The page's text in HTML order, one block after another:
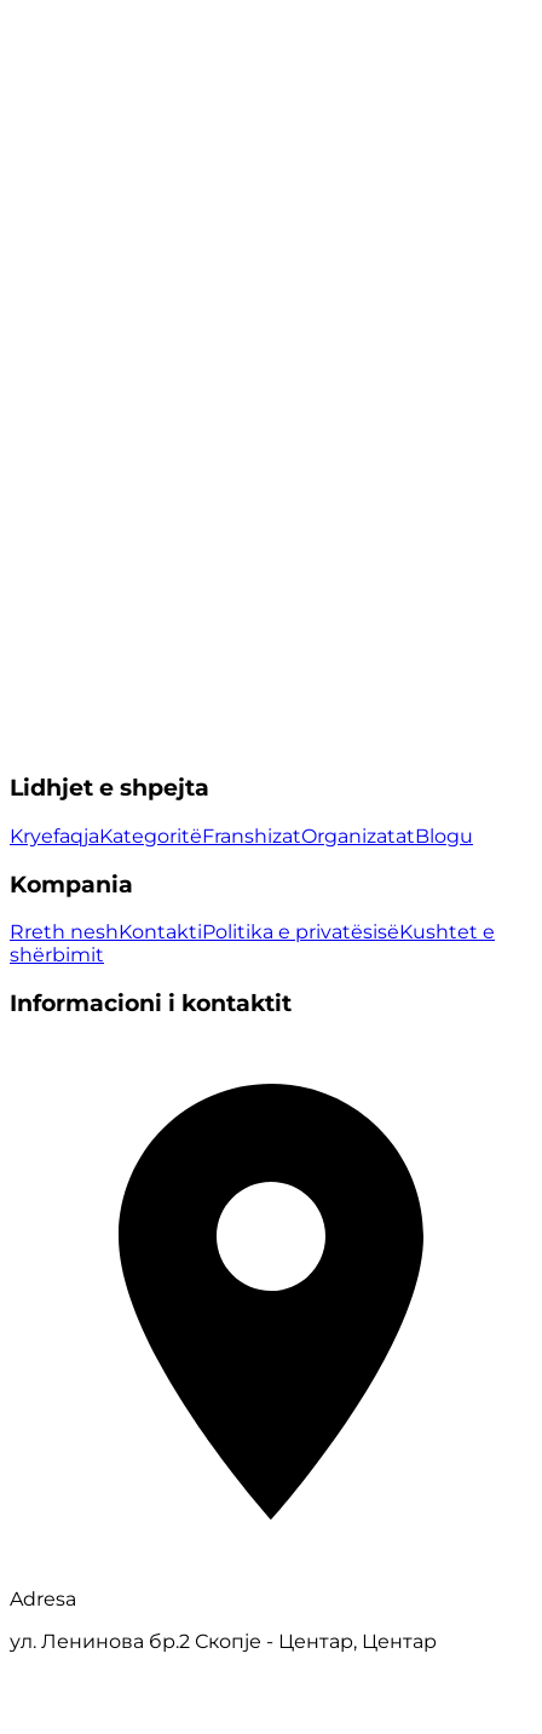
Lidhjet e shpejta
KryefaqjaKategoritëFranshizatOrganizatatBlogu
Kompania
Rreth neshKontaktiPolitika e privatësisëKushtet e
shërbimit
Informacioni i kontaktit
Adresa
ул. Ленинова бр.2 Скопје - Центар, Центар